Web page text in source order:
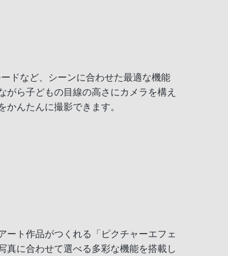
ドなど、シーンに合わせた最適な機能
ら子どもの目線の高さにカメラを構え
んたんに撮影できます。
ート作品がつくれる「ピクチャーエフェ
真に合わせて選べる多彩な機能を搭載し